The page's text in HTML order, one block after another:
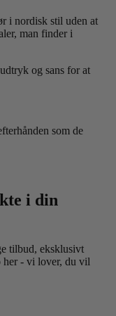
i nordisk stil uden at
man finder i
og sans for at
som de
i din
tilbud, eksklusivt
her - vi lover, du vil